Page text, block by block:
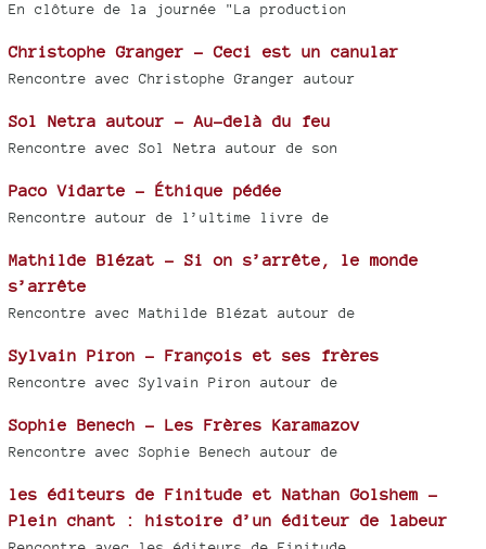
En clôture de la journée "La production
Christophe Granger - Ceci est un canular
Rencontre avec Christophe Granger autour
Sol Netra autour - Au-delà du feu
Rencontre avec Sol Netra autour de son
Paco Vidarte - Éthique pédée
Rencontre autour de l’ultime livre de
Mathilde Blézat - Si on s’arrête, le monde
s’arrête
Rencontre avec Mathilde Blézat autour de
Sylvain Piron - François et ses frères
Rencontre avec Sylvain Piron autour de
Sophie Benech - Les Frères Karamazov
Rencontre avec Sophie Benech autour de
les éditeurs de Finitude et Nathan Golshem -
Plein chant : histoire d’un éditeur de labeur